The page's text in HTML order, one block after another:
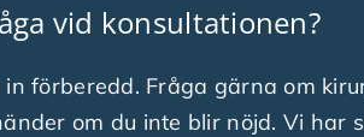
vid konsultationen?
förberedd. Fråga gärna om
om du inte blir nöjd. Vi har